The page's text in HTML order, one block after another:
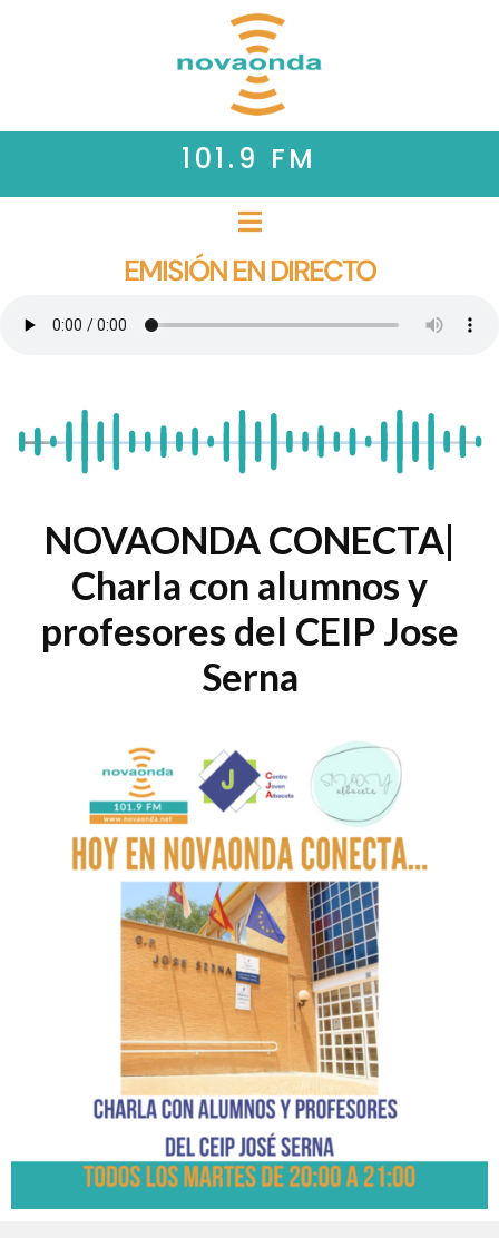
101.9 FM
EMISIÓN EN DIRECTO
NOVAONDA CONECTA|
Charla con alumnos y
profesores del CEIP Jose
Serna